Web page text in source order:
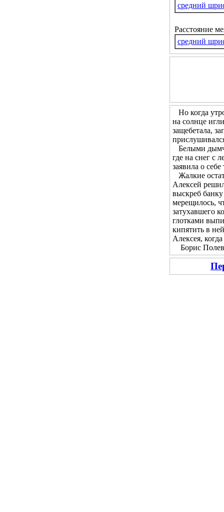
средний
Расстояние
средний
Но когда
на солнце
защебетала,
Белыми
где на снег с
заявила о
Жалкие
Алексей
выскреб
мерещилось,
затухавшего
глотками
кипятить в
Алексея,
Борис